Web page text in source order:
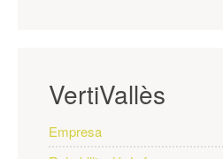
VertiVallès
Empresa